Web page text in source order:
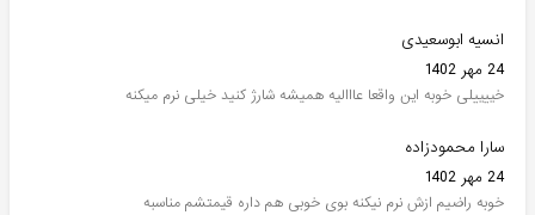
انسیه ابوسعیدی
24 مهر 1402
خییییلی خوبه این واقعا عااالیه همیشه شارژ کنید خیلی نرم میکنه
سارا محمودزاده
24 مهر 1402
خوبه راضیم ازش نرم نیکنه بوی خوبی هم داره قیمتشم مناسبه